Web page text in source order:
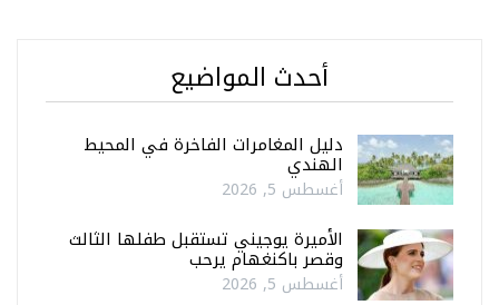
أحدث المواضيع
دليل المغامرات الفاخرة في المحيط
الهندي
أغسطس 5, 2026
الأميرة يوجيني تستقبل طفلها الثالث
وقصر باكنغهام يرحب
أغسطس 5, 2026